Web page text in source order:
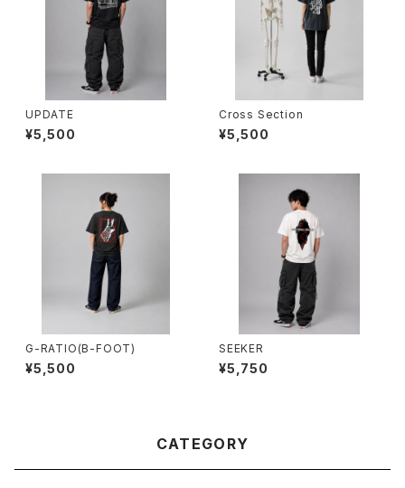
UPDATE
¥5,500
Cross Section
¥5,500
G-RATIO(B-FOOT)
¥5,500
SEEKER
¥5,750
CATEGORY